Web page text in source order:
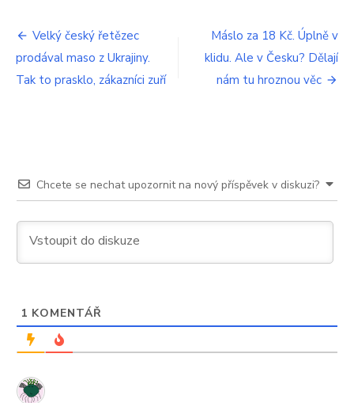
plato
s
vajíčky.
Zabrání
Navigace
pro
příspěvek
Velký český řetězec
prodával maso z Ukrajiny.
Tak to prasklo, zákazníci zuří
Máslo za 18 Kč. Úplně v
klidu. Ale v Česku? Dělají
nám tu hroznou věc
Chcete se nechat upozornit na nový příspěvek v diskuzi?
1 KOMENTÁŘ